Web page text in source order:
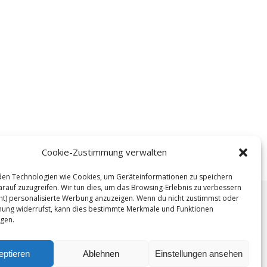
Cookie-Zustimmung verwalten
Technologien wie Cookies, um Geräteinformationen zu speichern
zuzugreifen. Wir tun dies, um das Browsing-Erlebnis zu verbessern
personalisierte Werbung anzuzeigen. Wenn du nicht zustimmst oder
widerrufst, kann dies bestimmte Merkmale und Funktionen
Ablehnen Einstellungen ansehen
.